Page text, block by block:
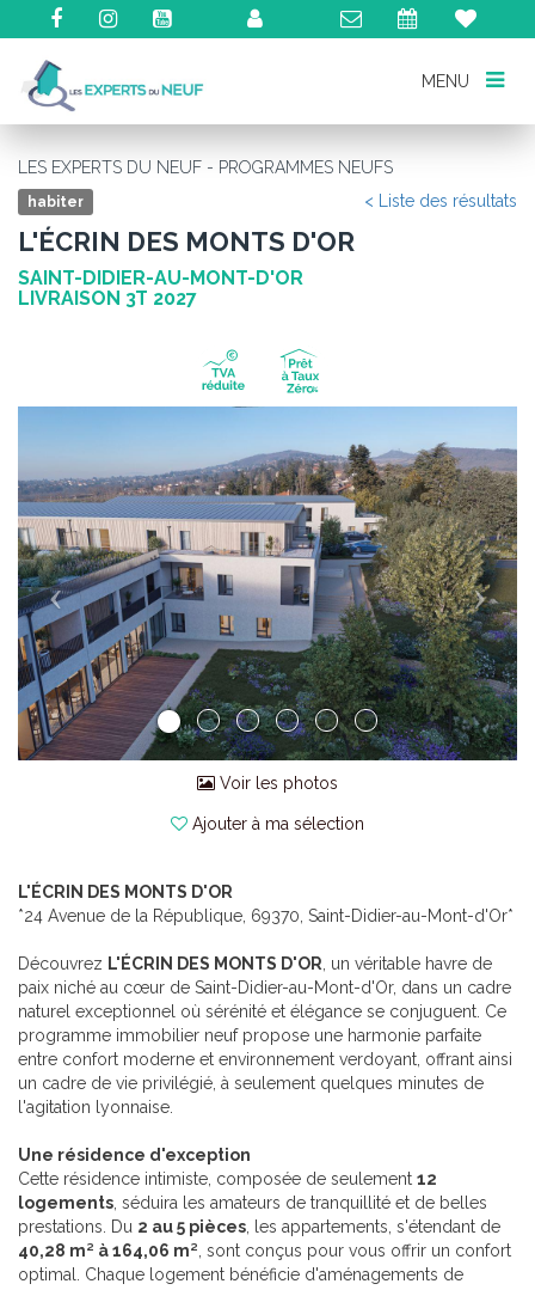
MENU
MENU
LES EXPERTS DU NEUF - PROGRAMMES NEUFS
habiter < Liste des résultats
L'ÉCRIN DES MONTS D'OR
SAINT-DIDIER-AU-MONT-D'OR
LIVRAISON 3T 2027
Précédent
Voir les photos
Ajouter à ma sélection
L'ÉCRIN DES MONTS D'OR
*24 Avenue de la République, 69370, Saint-Didier-au-Mont-d'Or*
Découvrez L'ÉCRIN DES MONTS D'OR, un véritable havre de
paix niché au cœur de Saint-Didier-au-Mont-d'Or, dans un cadre
naturel exceptionnel où sérénité et élégance se conjuguent. Ce
programme immobilier neuf propose une harmonie parfaite
entre confort moderne et environnement verdoyant, offrant ainsi
un cadre de vie privilégié, à seulement quelques minutes de
l'agitation lyonnaise.
Une résidence d'exception
Cette résidence intimiste, composée de seulement 12
logements, séduira les amateurs de tranquillité et de belles
prestations. Du 2 au 5 pièces, les appartements, s'étendant de
40,28 m² à 164,06 m², sont conçus pour vous offrir un confort
optimal. Chaque logement bénéficie d'aménagements de